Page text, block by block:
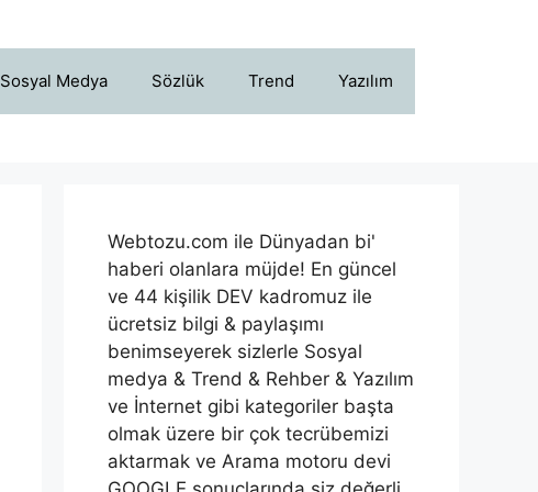
Sosyal Medya Sözlük Trend Yazılım
Webtozu.com ile Dünyadan bi'
haberi olanlara müjde! En güncel
ve 44 kişilik DEV kadromuz ile
ücretsiz bilgi & paylaşımı
benimseyerek sizlerle Sosyal
medya & Trend & Rehber & Yazılım
ve İnternet gibi kategoriler başta
olmak üzere bir çok tecrübemizi
aktarmak ve Arama motoru devi